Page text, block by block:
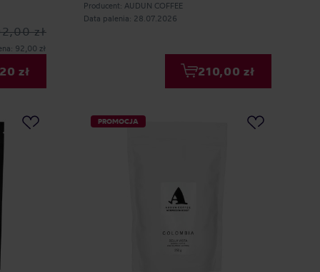
zł
92,00 zł
zł
Producent: AUDUN COFFEE
Data palenia: 28.07.2026
210,00 zł
PROMOCJA